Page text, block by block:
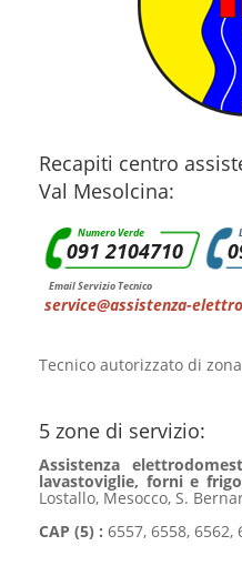
Recapiti centro
Val Mesolcina:
Numero Verde
091 2104710
Email Servizio Tecnico
service@assistenza-
Tecnico autorizzato di
5 zone di servizio:
Assistenza
lavastoviglie, forni e
Lostallo, Mesocco, S.
CAP (5) : 6557, 6558, 6562,